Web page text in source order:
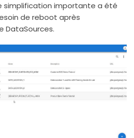
simplification importante a été
de reboot après
DataSources.